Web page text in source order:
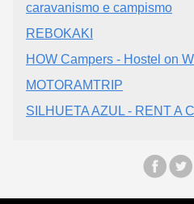
caravanismo e campismo
REBOKAKI
HOW Campers - Hostel on
MOTORAMTRIP
SILHUETA AZUL - RENT A